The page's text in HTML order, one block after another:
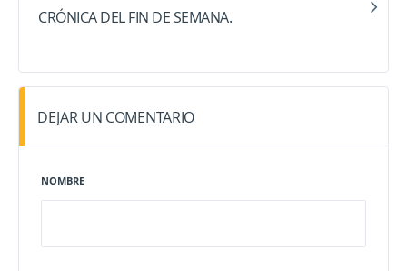
CRÓNICA DEL FIN DE SEMANA.
DEJAR UN COMENTARIO
NOMBRE